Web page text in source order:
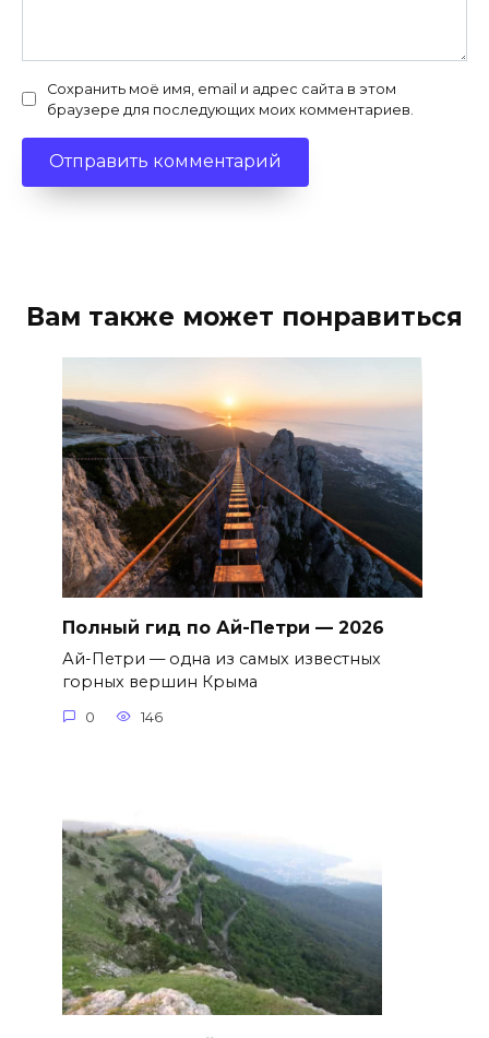
Сохранить моё имя, email и адрес сайта в этом
браузере для последующих моих комментариев.
Вам также может понравиться
Полный гид по Ай-Петри — 2026
Ай-Петри — одна из самых известных
горных вершин Крыма
0 146